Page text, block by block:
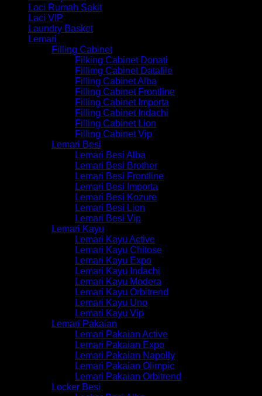
Laci Rumah Sakit
Laci VIP
Laundry Basket
Lemari
Filling Cabinet
Filking Cabinet Donati
Fillimg Cabinet Datafile
Filling Cabinet Alba
Filling Cabinet Frontline
Filling Cabinet Importa
Filling Cabinet Indachi
Filling Cabinet Lion
Filling Cabinet Vip
Lemari Besi
Lemari Besi Alba
Lemari Besi Brother
Lemari Besi Frontline
Lemari Besi Importa
Lemari Besi Kozure
Lemari Besi Lion
Lemari Besi Vip
Lemari Kayu
Lemari Kayu Active
Lemari Kayu Chitose
Lemari Kayu Expo
Lemari Kayu Indachi
Lemari Kayu Modera
Lemari Kayu Orbitrend
Lemari Kayu Uno
Lemari Kayu Vip
Lemari Pakaian
Lemari Pakaian Active
Lemari Pakaian Expo
Lemari Pakaian Napolly
Lemari Pakaian Olimpic
Lemari Pakaian Orbitrend
Locker Besi